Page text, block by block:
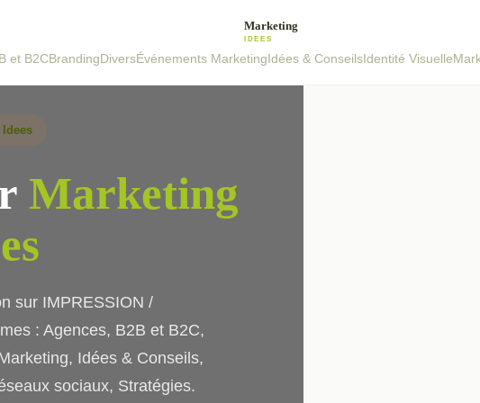
et B2CBrandingDiversÉvénements MarketingIdées & ConseilsIdentité Visuelle
Marketing
sur IMPRESSION /
: Agences, B2B et B2C,
Idées & Conseils,
sociaux, Stratégies.